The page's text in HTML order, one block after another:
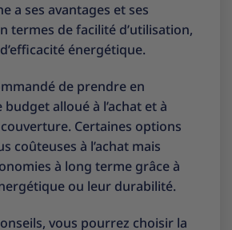
a ses avantages et ses
termes de facilité d’utilisation,
énergétique.
de prendre en
alloué à l’achat et à
Certaines options
coûteuses à l’achat mais
à long terme grâce à
ou leur durabilité.
vous pourrez choisir la